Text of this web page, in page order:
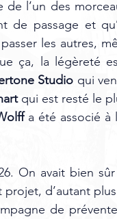
de l’un des
de passage et
les autres,
ça, la légèreté
Studio qui
qui est resté le
a été associé à
On avait bien
d’autant
de